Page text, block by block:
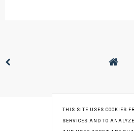
THIS SITE USES COOKIES
SERVICES AND TO